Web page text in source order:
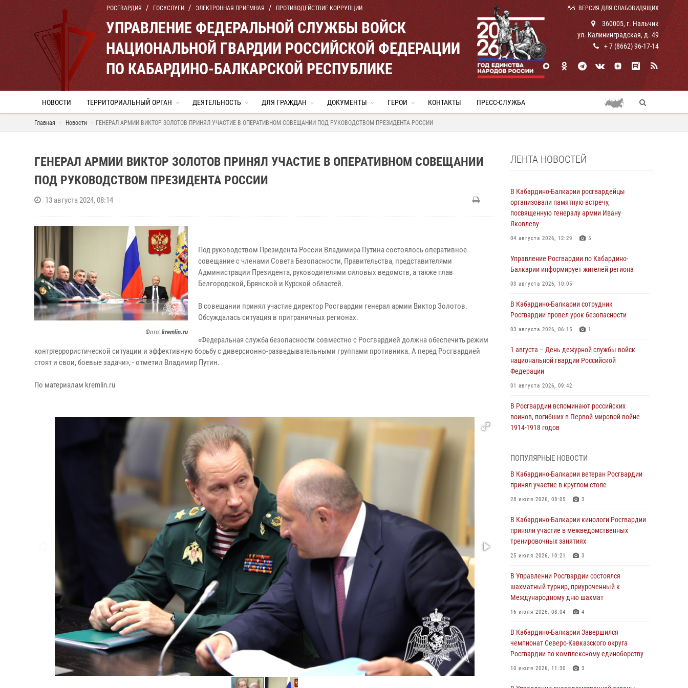
РОСГВАРДИЯ ГОСУСЛУГИ ЭЛЕКТРОННАЯ ПРИЕМНАЯ ПРОТИВОДЕЙСТВИЕ КОРРУПЦИИ ВЕРСИЯ ДЛЯ СЛАБОВИДЯЩИХ
УПРАВЛЕНИЕ ФЕДЕРАЛЬНОЙ СЛУЖБЫ ВОЙСК
НАЦИОНАЛЬНОЙ ГВАРДИИ РОССИЙСКОЙ ФЕДЕРАЦИИ
ПО КАБАРДИНО-БАЛКАРСКОЙ РЕСПУБЛИКЕ
360005, г. Нальчик
ул. Калининградская, д. 49
+ 7 (8662) 96-17-14
НОВОСТИ ТЕРРИТОРИАЛЬНЫЙ ОРГАН ДЕЯТЕЛЬНОСТЬ ДЛЯ ГРАЖДАН ДОКУМЕНТЫ ГЕРОИ КОНТАКТЫ ПРЕСС-СЛУЖБА
Главная Новости ГЕНЕРАЛ АРМИИ ВИКТОР ЗОЛОТОВ ПРИНЯЛ УЧАСТИЕ В ОПЕРАТИВНОМ СОВЕЩАНИИ ПОД РУКОВОДСТВОМ ПРЕЗИДЕНТА РОССИИ
ГЕНЕРАЛ АРМИИ ВИКТОР ЗОЛОТОВ ПРИНЯЛ УЧАСТИЕ В ОПЕРАТИВНОМ СОВЕЩАНИИ
ПОД РУКОВОДСТВОМ ПРЕЗИДЕНТА РОССИИ
13 августа 2024, 08:14
Фото: kremlin.ru
Под руководством Президента России Владимира Путина состоялось оперативное
совещание с членами Совета Безопасности, Правительства, представителями
Администрации Президента, руководителями силовых ведомств, а также глав
Белгородской, Брянской и Курской областей.
В совещании принял участие директор Росгвардии генерал армии Виктор Золотов.
Обсуждалась ситуация в приграничных регионах.
«Федеральная служба безопасности совместно с Росгвардией должна обеспечить режим
контртеррористической ситуации и эффективную борьбу с диверсионно-разведывательными группами противника. А перед Росгвардией
стоят и свои, боевые задачи», - отметил Владимир Путин.
По материалам kremlin.ru
ЛЕНТА НОВОСТЕЙ
В Кабардино-Балкарии росгвардейцы
организовали памятную встречу,
посвященную генералу армии Ивану
Яковлеву
04 августа 2026, 12:29 5
Управление Росгвардии по Кабардино-
Балкарии информирует жителей региона
03 августа 2026, 10:05
В Кабардино‑Балкарии сотрудник
Росгвардии провел урок безопасности
03 августа 2026, 06:15 1
1 августа – День дежурной службы войск
национальной гвардии Российской
Федерации
01 августа 2026, 09:42
В Росгвардии вспоминают российских
воинов, погибших в Первой мировой войне
1914-1918 годов
Директор Росгвардии Герой России генерал
армии Виктор Золотов поздравил
специалистов подразделений тыла с
профессиональным праздником
Росгвардия обеспечивает безопасность
граждан на южном направлении
31 июля 2026, 09:22
Состоялась рабочая встреча директора
Росгвардии Героя России генерала армии
Виктора Золотова с заместителем
полномочного представителя Президента
федеральном округе Виталием Кузнецовым
31 июля 2026, 06:45 1
Управление Росгвардии по Кабардино-
ПОПУЛЯРНЫЕ НОВОСТИ
В Кабардино-Балкарии ветеран Росгвардии
принял участие в круглом столе
28 июля 2026, 08:05 3
В Кабардино-Балкарии кинологи Росгвардии
приняли участие в межведомственных
тренировочных занятиях
25 июля 2026, 10:21 3
В Управлении Росгвардии состоялся
шахматный турнир, приуроченный к
Международному дню шахмат
16 июля 2026, 08:04 4
В Кабардино-Балкарии Завершился
чемпионат Северо-Кавказского округа
Росгвардии по комплексному единоборству
10 июля 2026, 11:30 3